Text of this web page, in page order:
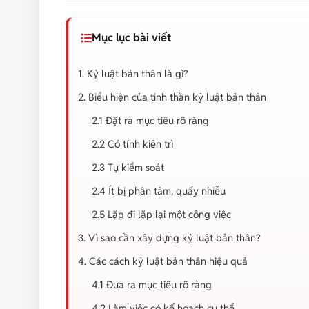
Mục lục bài viết
1. Kỷ luật bản thân là gì?
2. Biểu hiện của tinh thần kỷ luật bản thân
2.1 Đặt ra mục tiêu rõ ràng
2.2 Có tính kiên trì
2.3 Tự kiểm soát
2.4 Ít bị phân tâm, quấy nhiễu
2.5 Lặp đi lặp lại một công việc
3. Vì sao cần xây dựng kỷ luật bản thân?
4. Các cách kỷ luật bản thân hiệu quả
4.1 Đưa ra mục tiêu rõ ràng